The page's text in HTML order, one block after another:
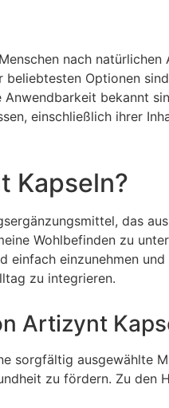
nach
beliebtesten Optionen
bekannt
einschließlich ihrer
Kapseln?
das
Wohlbefinden zu
einfach einzunehmen
zu integrieren.
Artizynt
sorgfältig ausgewählte
zu fördern. Zu den